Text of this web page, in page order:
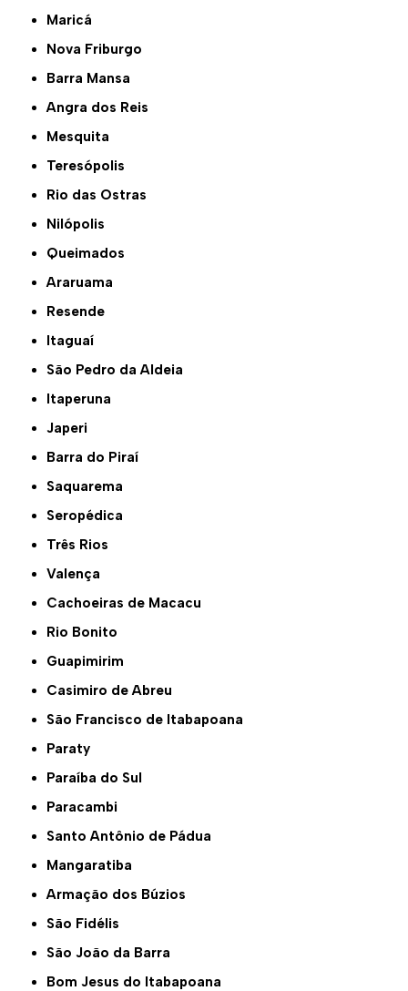
Maricá
Nova Friburgo
Barra Mansa
Angra dos Reis
Mesquita
Teresópolis
Rio das Ostras
Nilópolis
Queimados
Araruama
Resende
Itaguaí
São Pedro da Aldeia
Itaperuna
Japeri
Barra do Piraí
Saquarema
Seropédica
Três Rios
Valença
Cachoeiras de Macacu
Rio Bonito
Guapimirim
Casimiro de Abreu
São Francisco de Itabapoana
Paraty
Paraíba do Sul
Paracambi
Santo Antônio de Pádua
Mangaratiba
Armação dos Búzios
São Fidélis
São João da Barra
Bom Jesus do Itabapoana